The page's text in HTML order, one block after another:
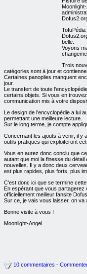
le 2012-
Bonjour à
Histoire
belle.
Voyons
Trois
catégories sont à jour et
Certaines panoplies manquent
jour.
Le transfert de toute
certains objets. Si vous en
communication mis à votre
Le design de l'encyclopédie a lui
permettant une meilleure lecture.
Sur le long terme, je compte
Concernant les ajouts à venir, il y
outils pratiques qui exploiteront
Vous en aurez donc conclu que
autant que moi la finesse du
nouvelles. Il y a donc deux
est plus rapides, plus forts, plus
Bonne visite à vous !